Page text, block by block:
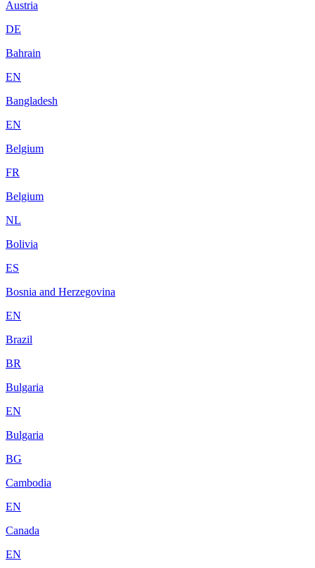
Austria
DE
Bahrain
EN
Bangladesh
EN
Belgium
FR
Belgium
NL
Bolivia
ES
Bosnia and Herzegovina
EN
Brazil
BR
Bulgaria
EN
Bulgaria
BG
Cambodia
EN
Canada
EN